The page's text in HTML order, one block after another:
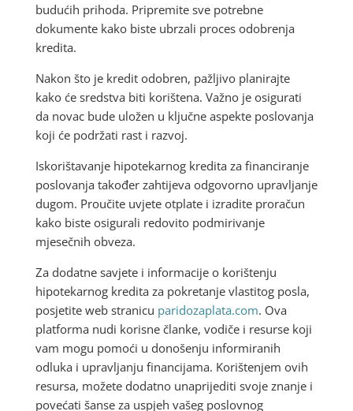
budućih prihoda. Pripremite sve potrebne
dokumente kako biste ubrzali proces odobrenja
kredita.
Nakon što je kredit odobren, pažljivo planirajte
kako će sredstva biti korištena. Važno je osigurati
da novac bude uložen u ključne aspekte poslovanja
koji će podržati rast i razvoj.
Iskorištavanje hipotekarnog kredita za financiranje
poslovanja također zahtijeva odgovorno upravljanje
dugom. Proučite uvjete otplate i izradite proračun
kako biste osigurali redovito podmirivanje
mjesečnih obveza.
Za dodatne savjete i informacije o korištenju
hipotekarnog kredita za pokretanje vlastitog posla,
posjetite web stranicu paridozaplata.com. Ova
platforma nudi korisne članke, vodiče i resurse koji
vam mogu pomoći u donošenju informiranih
odluka i upravljanju financijama. Korištenjem ovih
resursa, možete dodatno unaprijediti svoje znanje i
povećati šanse za uspjeh vašeg poslovnog